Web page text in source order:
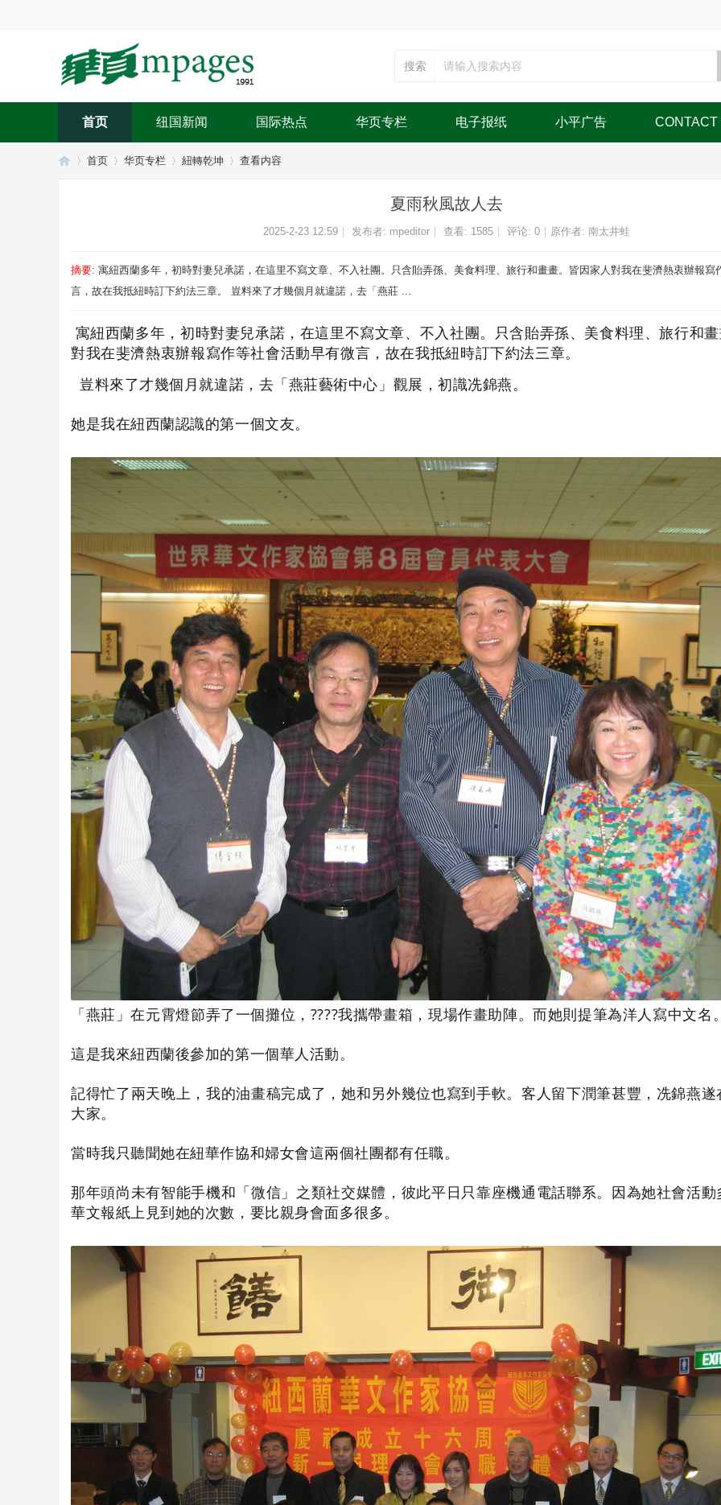
搜索
首页 纽国新闻 国际热点 华页专栏 电子报纸 小平广告 CONTACT
首页 华页专栏 紐轉乾坤 查看内容
夏雨秋風故人去
2025-2-23 12:59 发布者: mpeditor 查看: 1585 评论: 0 原作者: 南太井蛙
摘要: 寓紐西蘭多年，初時對妻兒承諾，在這里不寫文章、不入社團。只含貽弄孫、美食料理、旅行和畫畫。皆因家人對我在斐濟熱衷辦報寫
言，故在我抵紐時訂下約法三章。 豈料來了才幾個月就違諾，去「燕莊 ...
寓紐西蘭多年，初時對妻兒承諾，在這里不寫文章、不入社團。只含貽弄孫、美食料理、旅行和
對我在斐濟熱衷辦報寫作等社會活動早有微言，故在我抵紐時訂下約法三章。
豈料來了才幾個月就違諾，去「燕莊藝術中心」觀展，初識冼錦燕。
她是我在紐西蘭認識的第一個文友。
「燕莊」在元霄燈節弄了一個攤位，????我攜帶畫箱，現場作畫助陣。而她則提筆為洋人寫中文名
這是我來紐西蘭後參加的第一個華人活動。
記得忙了兩天晚上，我的油畫稿完成了，她和另外幾位也寫到手軟。客人留下潤筆甚豐，冼錦燕
大家。
當時我只聽聞她在紐華作協和婦女會這兩個社團都有任職。
那年頭尚未有智能手機和「微信」之類社交媒體，彼此平日只靠座機通電話聯系。因為她社會活
華文報紙上見到她的次數，要比親身會面多很多。